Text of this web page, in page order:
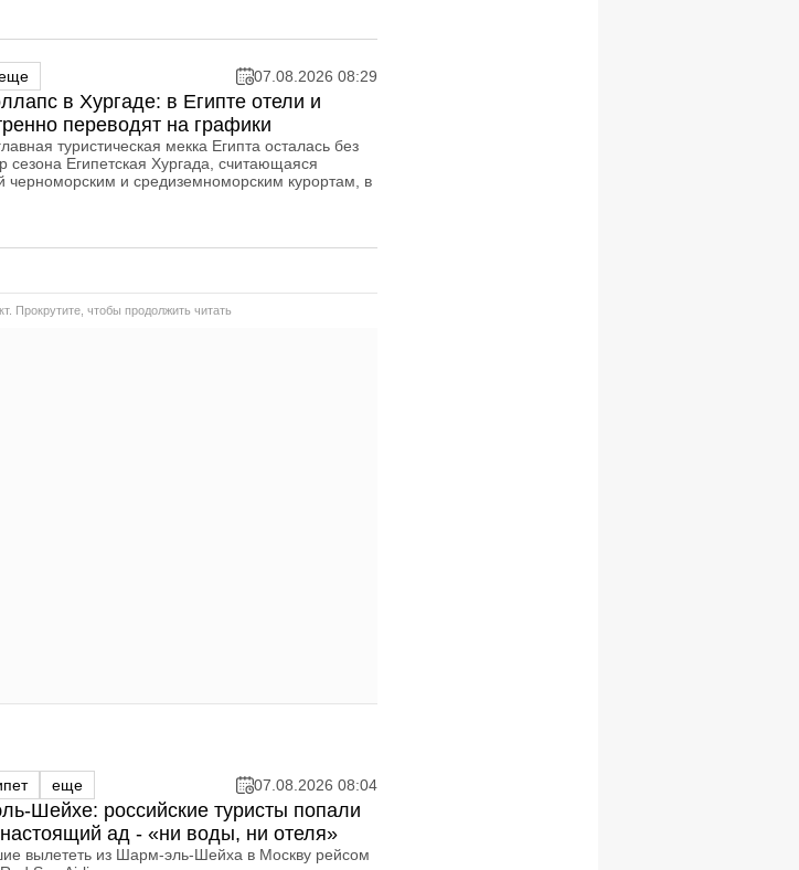
07.08.2026 08:29
в Хургаде: в Египте отели и
переводят на графики
туристическая мекка Египта осталась без
сезона Египетская Хургада, считающаяся
черноморским и средиземноморским курортам, в
Прокрутите, чтобы продолжить читать
еще 07.08.2026 08:04
Шейхе: российские туристы попали
ад - «ни воды, ни отеля»
вылететь из Шарм‑эль‑Шейха в Москву рейсом